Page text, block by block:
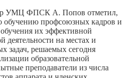
УМЦ ФПСК А. Попов отметил,
обучению профсоюзных кадров и
их эффективной
деятельности на местах и
задач, решаемых сегодня
образовательной
преподаватели из числа